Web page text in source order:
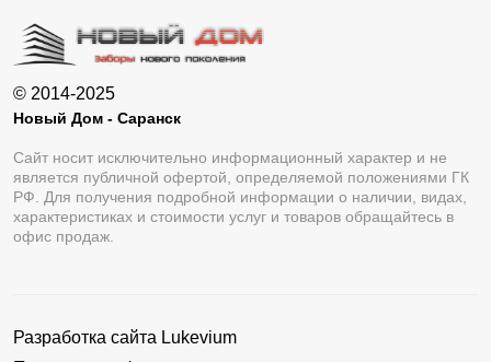
© 2014-2025
Новый Дом - Саранск
Сайт носит исключительно информационный характер и не
является публичной офертой, определяемой положениями ГК
РФ. Для получения подробной информации о наличии, видах,
характеристиках и стоимости услуг и товаров обращайтесь в
офис продаж.
Разработка сайта Lukevium